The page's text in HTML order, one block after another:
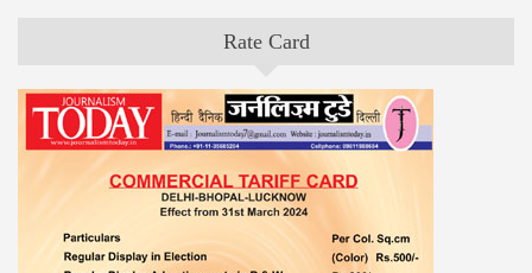
Rate Card